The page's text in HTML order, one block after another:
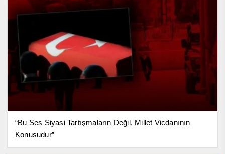
“Bu Ses Siyasi Tartışmaların Değil, Millet Vicdanının
Konusudur”